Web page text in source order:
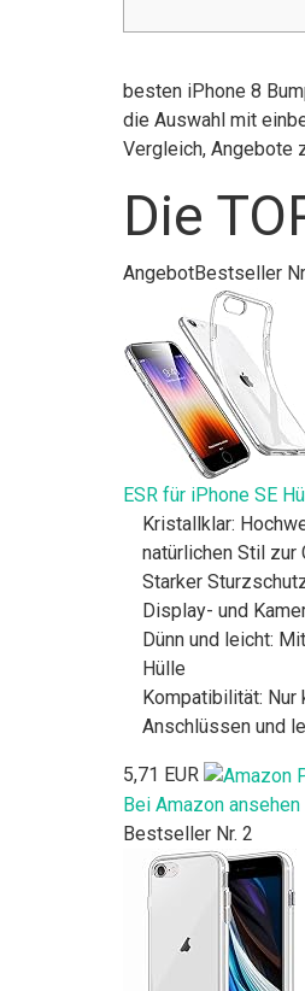
besten iPhone 8
die Auswahl mit
Vergleich, Angebote
Die
AngebotBestseller
ESR für iPhone SE
Kristallklar:
natürlichen Stil zur
Starker
Display- und
Dünn und leicht:
Hülle
Kompatibilität: Nur
Anschlüssen und
5,71 EUR
Bei Amazon ansehen
Bestseller Nr. 2